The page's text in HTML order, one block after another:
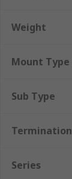
Weight
Mount Type
Sub Type
Series